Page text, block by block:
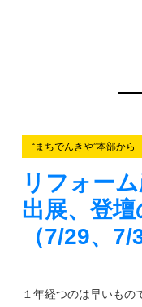
“まちでんきや”本部から
リフォー
出展、登
（7/29、7/
１年経つのは早いもの